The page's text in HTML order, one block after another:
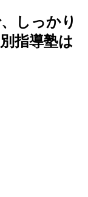
しっかり
指導塾は